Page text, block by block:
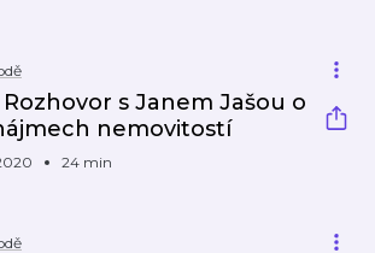
s Janem Jašou o
nemovitostí
24 min